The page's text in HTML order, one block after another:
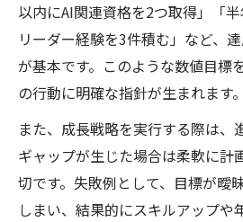
以内にAI関連資格を2つ取得」「
リーダー経験を3件積む」など、
が基本です。このような数値目標
の行動に明確な指針が生まれます。
また、成長戦略を実行する際は、
ギャップが生じた場合は柔軟に計
切です。失敗例として、目標が曖
しまい、結果的にスキルアップや